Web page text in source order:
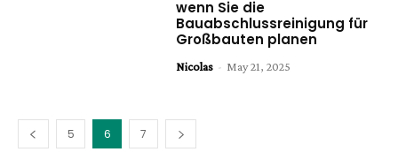
wenn Sie die
Bauabschlussreinigung für
Großbauten planen
Nicolas - May 21, 2025
5 6 7